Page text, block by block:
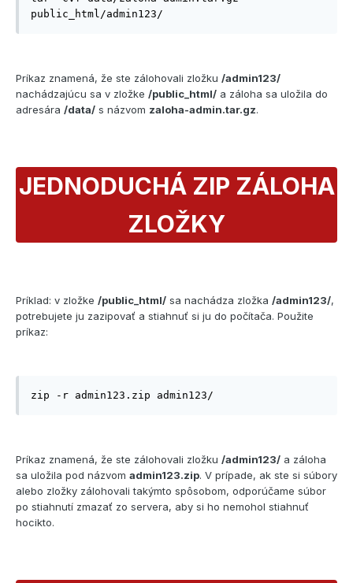
public_html/admin123/
Príkaz znamená, že ste zálohovali zložku /admin123/
nachádzajúcu sa v zložke /public_html/ a záloha sa uložila do
adresára /data/ s názvom zaloha-admin.tar.gz.
JEDNODUCHÁ ZIP ZÁLOHA
ZLOŽKY
Príklad: v zložke /public_html/ sa nachádza zložka /admin123/,
potrebujete ju zazipovať a stiahnuť si ju do počítača. Použite
príkaz:
zip -r admin123.zip admin123/
Príkaz znamená, že ste zálohovali zložku /admin123/ a záloha
sa uložila pod názvom admin123.zip. V prípade, ak ste si súbory
alebo zložky zálohovali takýmto spôsobom, odporúčame súbor
po stiahnutí zmazať zo servera, aby si ho nemohol stiahnuť
hocikto.